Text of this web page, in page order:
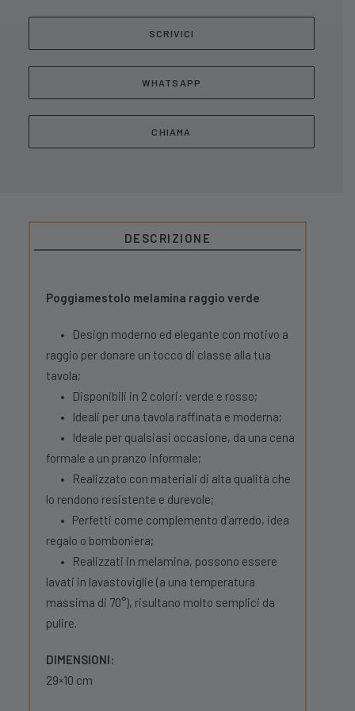
SCRIVICI
WHATSAPP
CHIAMA
DESCRIZIONE
Poggiamestolo melamina raggio verde
•
Design moderno ed elegante con motivo a
raggio per donare un tocco di classe alla tua
tavola;
•
Disponibili in 2 colori: verde e rosso;
•
Ideali per una tavola raffinata e moderna;
•
Ideale per qualsiasi occasione, da una cena
formale a un pranzo informale;
•
Realizzato con materiali di alta qualità che
lo rendono resistente e durevole;
• Perfetti come complemento d’arredo, idea
regalo o bomboniera;
•
Realizzati in melamina, possono essere
lavati in lavastoviglie (a una temperatura
massima di 70°), risultano molto semplici da
pulire.
DIMENSIONI:
29×10 cm